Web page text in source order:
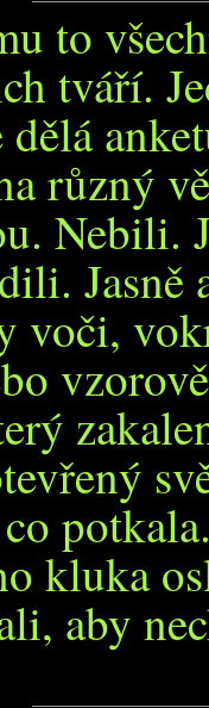
to
tváří.
různý
Nebili.
Jasně
voči,
kluka
aby